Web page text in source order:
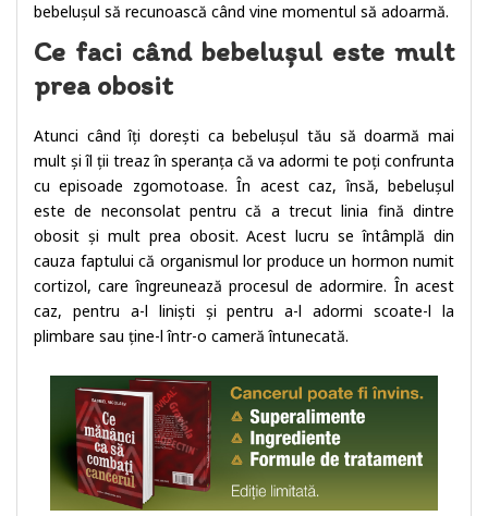
bebelușul să recunoască când vine momentul să adoarmă.
Ce faci când bebelușul este mult
prea obosit
Atunci când îți dorești ca bebelușul tău să doarmă mai
mult și îl ții treaz în speranța că va adormi te poți confrunta
cu episoade zgomotoase. În acest caz, însă, bebelușul
este de neconsolat pentru că a trecut linia fină dintre
obosit și mult prea obosit. Acest lucru se întâmplă din
cauza faptului că organismul lor produce un hormon numit
cortizol, care îngreunează procesul de adormire. În acest
caz, pentru a-l liniști și pentru a-l adormi scoate-l la
plimbare sau ține-l într-o cameră întunecată.